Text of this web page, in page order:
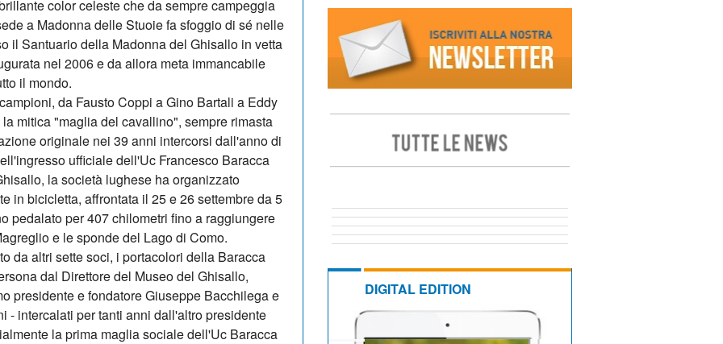
color celeste che da sempre campeggia
a Madonna delle Stuoie fa sfoggio di sé nelle
il Santuario della Madonna del Ghisallo in vetta
nel 2006 e da allora meta immancabile
il mondo.
da Fausto Coppi a Gino Bartali a Eddy
mitica "maglia del cavallino", sempre rimasta
originale nei 39 anni intercorsi dall'anno di
ufficiale dell'Uc Francesco Baracca
la società lughese ha organizzato
in bicicletta, affrontata il 25 e 26 settembre da 5
pedalato per 407 chilometri fino a raggiungere
e le sponde del Lago di Como.
da altri sette soci, i portacolori della Baracca
dal Direttore del Museo del Ghisallo,
presidente e fondatore Giuseppe Bacchilega e
- intercalati per tanti anni dall'altro presidente
la prima maglia sociale dell'Uc Baracca
DIGITAL EDITION